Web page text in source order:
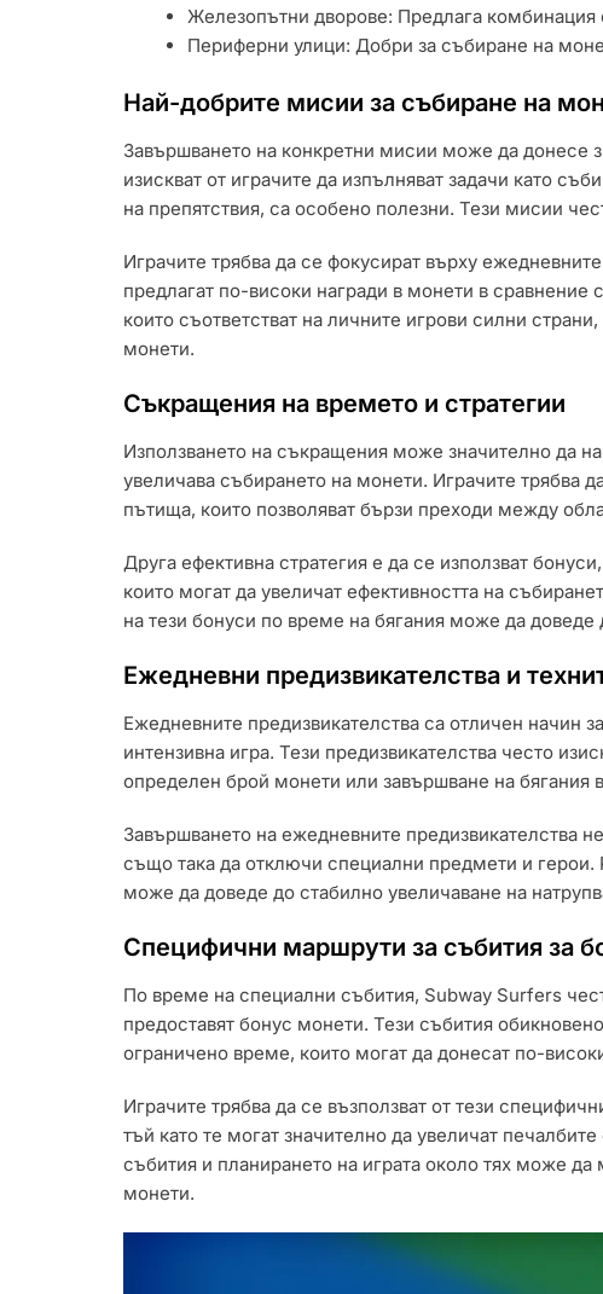
Железопътни дворове: Предлага комбинация
Периферни улици: Добри за събиране на
Най-добрите мисии за събиране на
Завършването на конкретни мисии може да донесе
изискват от играчите да изпълняват задачи като
на препятствия, са особено полезни. Тези мисии
Играчите трябва да се фокусират върху
предлагат по-високи награди в монети в
които съответстват на личните игрови силни
монети.
Съкращения на времето и стратегии
Използването на съкращения може значително да
увеличава събирането на монети. Играчите трябва
пътища, които позволяват бързи преходи между
Друга ефективна стратегия е да се използват
които могат да увеличат ефективността на
на тези бонуси по време на бягания може да
Ежедневни предизвикателства и
Ежедневните предизвикателства са отличен начин
интензивна игра. Тези предизвикателства често
определен брой монети или завършване на бягания
Завършването на ежедневните предизвикателства
също така да отключи специални предмети и герои.
може да доведе до стабилно увеличаване на
Специфични маршрути за събития за
По време на специални събития, Subway Surfers
предоставят бонус монети. Тези събития
ограничено време, които могат да донесат по-
Играчите трябва да се възползват от тези
тъй като те могат значително да увеличат
събития и планирането на играта около тях може
монети.